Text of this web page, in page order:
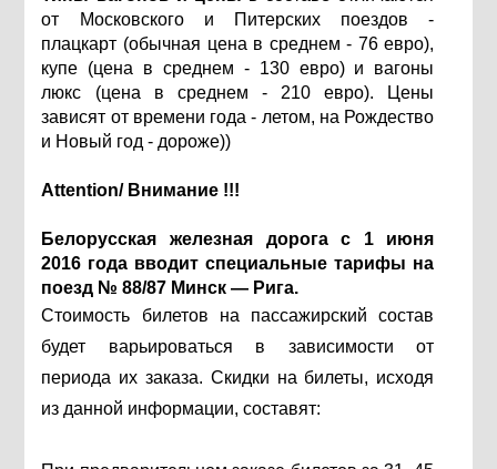
от Московского и Питерских поездов -
плацкарт (обычная цена в среднем - 76 евро),
купе (цена в среднем - 130 евро) и вагоны
люкс (цена в среднем - 210 евро). Цены
зависят от времени года - летом, на Рождество
и Новый год - дороже))
Аttention/ Внимание !!!
Белорусская железная дорога с 1 июня
2016 года вводит специальные тарифы на
поезд № 88/87 Минск — Рига.
Стоимость билетов на пассажирский состав
будет варьироваться в зависимости от
периода их заказа. Скидки на билеты, исходя
из данной информации, составят: